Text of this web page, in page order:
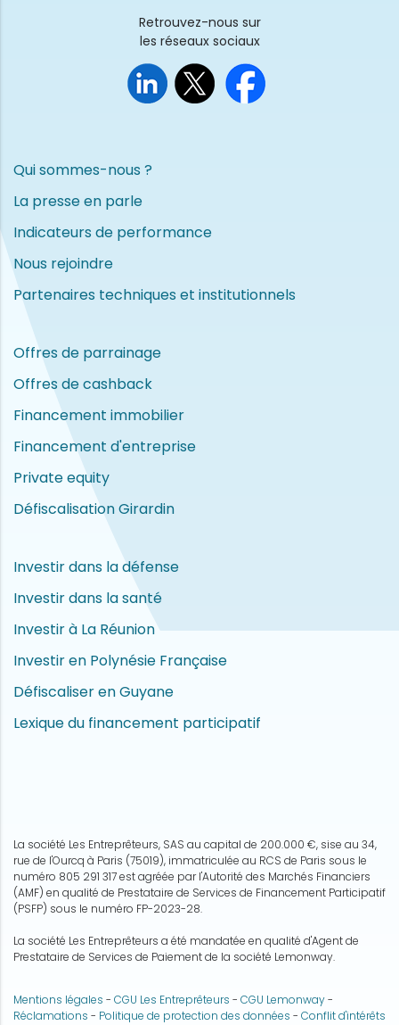
Retrouvez-nous sur
les réseaux sociaux
Qui sommes-nous ?
La presse en parle
Indicateurs de performance
Nous rejoindre
Partenaires techniques et institutionnels
Offres de parrainage
Offres de cashback
Financement immobilier
Financement d'entreprise
Private equity
Défiscalisation Girardin
Investir dans la défense
Investir dans la santé
Investir à La Réunion
Investir en Polynésie Française
Défiscaliser en Guyane
Lexique du financement participatif
La société Les Entreprêteurs, SAS au capital de 200.000 €, sise au 34,
rue de l'Ourcq à Paris (75019), immatriculée au RCS de Paris sous le
numéro 805 291 317 est agréée par l'Autorité des Marchés Financiers
(AMF) en qualité de Prestataire de Services de Financement Participatif
(PSFP) sous le numéro FP-2023-28.
La société Les Entreprêteurs a été mandatée en qualité d'Agent de
Prestataire de Services de Paiement de la société Lemonway.
Mentions légales - CGU Les Entreprêteurs - CGU Lemonway-
Réclamations - Politique de protection des données - Conflit d'intérêts